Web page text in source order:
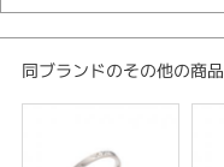
性別
メンズ
同ブランドのその他の商品